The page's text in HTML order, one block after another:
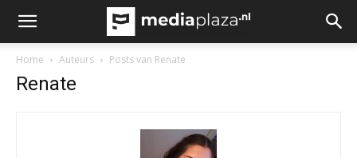
Home Auteurs Posts van Renate
Renate